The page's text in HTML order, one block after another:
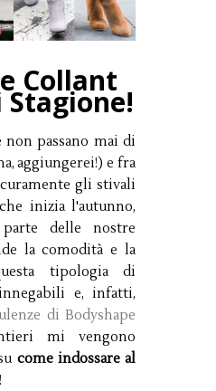
Collant
non passano mai di
aggiungerei!) e fra
gli stivali
inizia l'autunno,
delle nostre
la comodità e la
tipologia di
e, infatti,
di Bodyshape
mi vengono
come indossare al
!